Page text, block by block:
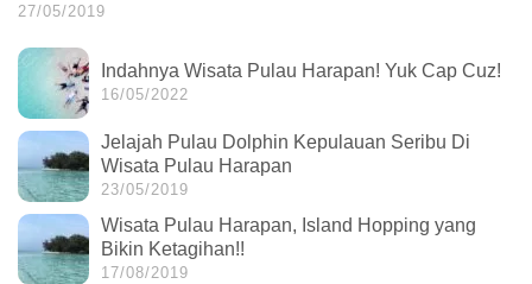
27/05/2019
Indahnya Wisata Pulau Harapan! Yuk Cap Cuz!
16/05/2022
Jelajah Pulau Dolphin Kepulauan Seribu Di
Wisata Pulau Harapan
23/05/2019
Wisata Pulau Harapan, Island Hopping yang
Bikin Ketagihan!!
17/08/2019